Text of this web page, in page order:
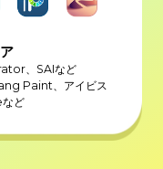
、SAIなど
Paint、アイビス
ど